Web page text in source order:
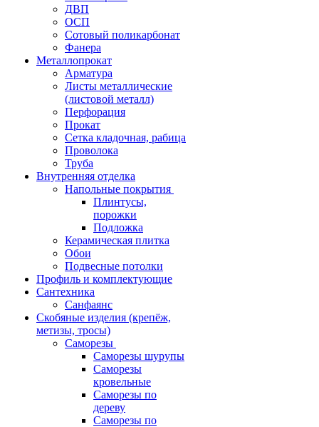
ДВП
ОСП
Сотовый поликарбонат
Фанера
Металлопрокат
Арматура
Листы металлические
(листовой металл)
Перфорация
Прокат
Сетка кладочная, рабица
Проволока
Труба
Внутренняя отделка
Напольные покрытия
Плинтусы,
порожки
Подложка
Керамическая плитка
Обои
Подвесные потолки
Профиль и комплектующие
Сантехника
Санфаянс
Скобяные изделия (крепёж,
метизы, тросы)
Саморезы
Саморезы шурупы
Саморезы
кровельные
Саморезы по
дереву
Саморезы по